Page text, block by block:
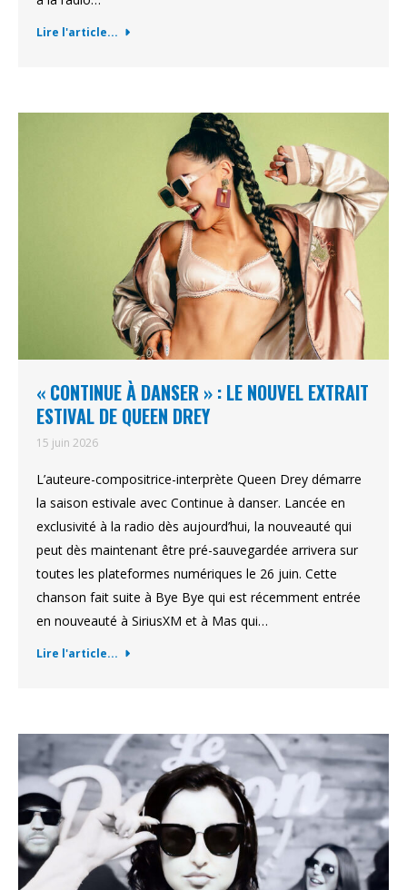
Lire l'article...
« CONTINUE À DANSER » : LE NOUVEL EXTRAIT
ESTIVAL DE QUEEN DREY
15 juin 2026
L’auteure-compositrice-interprète Queen Drey démarre
la saison estivale avec Continue à danser. Lancée en
exclusivité à la radio dès aujourd’hui, la nouveauté qui
peut dès maintenant être pré-sauvegardée arrivera sur
toutes les plateformes numériques le 26 juin. Cette
chanson fait suite à Bye Bye qui est récemment entrée
en nouveauté à SiriusXM et à Mas qui…
Lire l'article...